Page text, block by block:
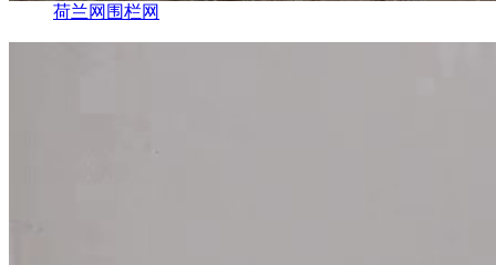
荷兰网围栏网